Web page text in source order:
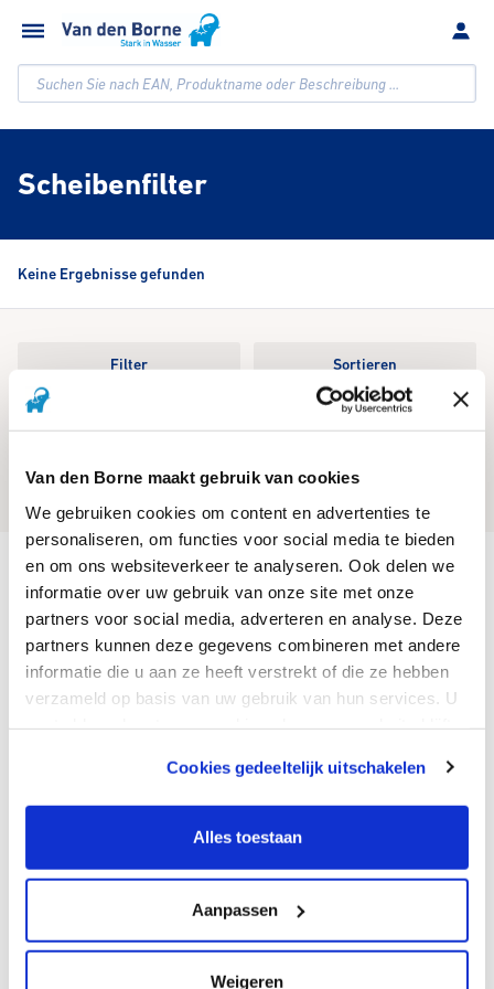
Van den Borne maakt gebruik van cookies
We gebruiken cookies om content en advertenties te
personaliseren, om functies voor social media te bieden
en om ons websiteverkeer te analyseren. Ook delen we
informatie over uw gebruik van onze site met onze
partners voor social media, adverteren en analyse. Deze
partners kunnen deze gegevens combineren met andere
informatie die u aan ze heeft verstrekt of die ze hebben
verzameld op basis van uw gebruik van hun services. U
We werken samen met12 derdendie uw gegevens
kunnen ontvangen en verwerken.
Cookies gedeeltelijk uitschakelen
Alles toestaan
Aanpassen
Weigeren
Suchen Sie nach EAN, Produktname oder Beschreibung ...
Scheibenfilter
Keine Ergebnisse gefunden
Filter Sortieren
Reset Search
Homepage Sortiment Wasserfiltration
Scheibenfilter
Scheibenfilter
Kontakt
Van den Borne GmbH
Saime-Genc-Ring 37
DE-53121 Bonn
T. +49 (0)228 / 350 395 08
E. info@vandenborne.de
08:00 - 12:00 & 12:30-17:30